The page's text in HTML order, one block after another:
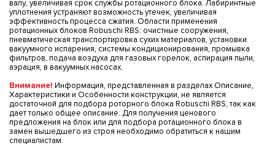
валу, увеличивая срок службы ротационного блока. Лабиринтные
уплотнения устраняют возможность утечек, увеличивая
эффективность процесса сжатия. Области применения
ротационных блоков Robuschi RBS: очистные сооружения,
пневматическая транспортировка сухих материалов, установки
вакуумного испарения, системы кондиционирования, промывка
фильтров, подача воздуха для газовых горелок, аспирация пыли,
аэрация, в вакуумных насосах.
Внимание! Информация, представленная в разделах Описание,
Характеристики и Особенности конструкции, не является
достаточной для подбора роторного блока Robuschi RBS, так как
дает только общее описание. Для получения ценового
предложения на блок или для подбора ротационного блока в
замен вышедшего из строя необходимо обратиться к нашим
специалистам.